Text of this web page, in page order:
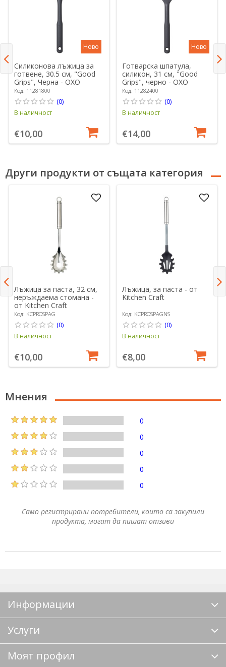
Ново
Силиконова лъжица за
готвене, 30.5 см, "Good
Grips", Черна - OXO
Код: 11281800
(0)
В наличност
€10,00
Ново
Готварска шпатула,
силикон, 31 см, "Good
Grips", черно - OXO
Код: 11282400
(0)
В наличност
€14,00
Други продукти от същата категория
Лъжица за паста, 32 см,
неръждаема стомана -
от Kitchen Craft
Код: KCPROSPAG
(0)
В наличност
€10,00
Лъжица, за паста - от
Kitchen Craft
Код: KCPROSPAGNS
(0)
В наличност
€8,00
Мнения
0
0
0
0
0
Само регистрирани потребители, които са закупили
продукта, могат да пишат отзиви
Информации
Услуги
Моят профил